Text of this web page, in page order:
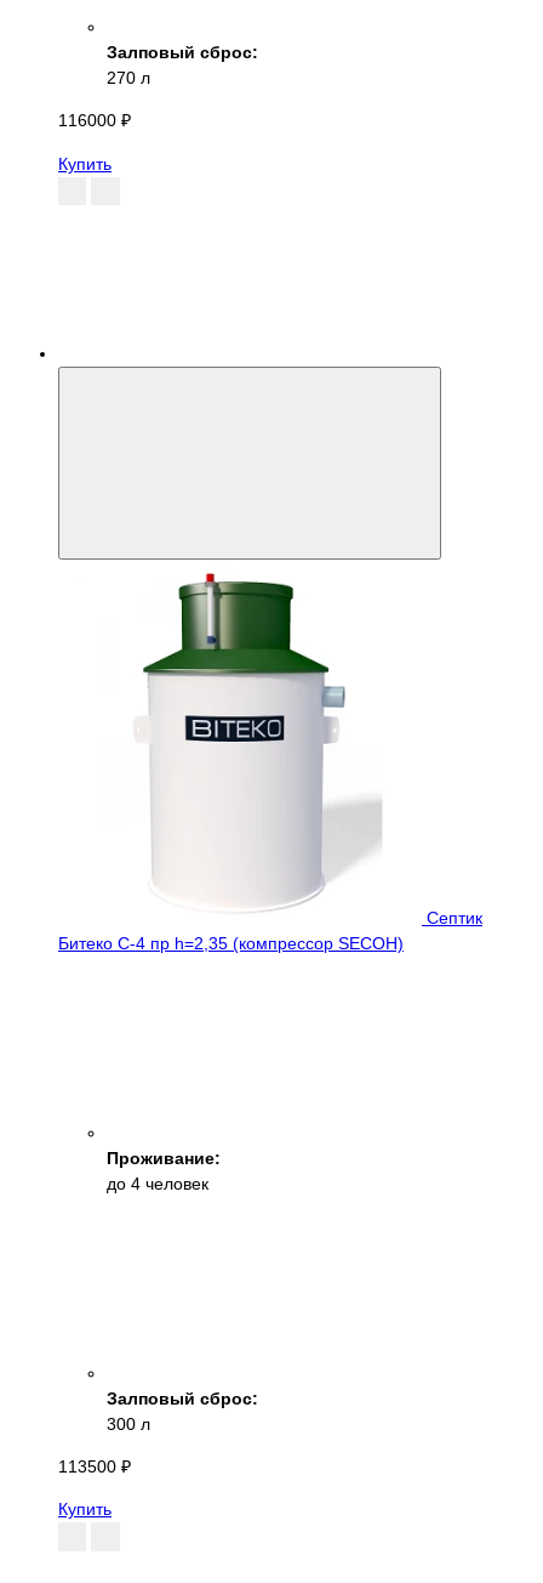
Залповый сброс:
270 л
116000 ₽
Купить
Септик
Битеко С-4 пр h=2,35 (компрессор SECOH)
Проживание:
до 4 человек
Залповый сброс:
300 л
113500 ₽
Купить